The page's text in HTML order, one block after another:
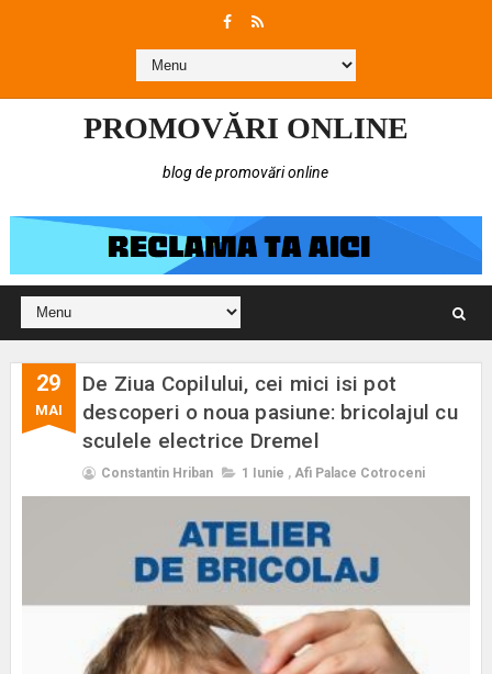
PROMOVĂRI ONLINE
blog de promovări online
29
MAI
De Ziua Copilului, cei mici isi pot
descoperi o noua pasiune: bricolajul cu
sculele electrice Dremel
Constantin Hriban 1 Iunie , Afi Palace Cotroceni